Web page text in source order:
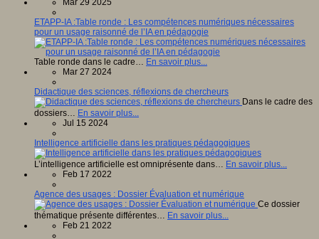
Mar 29 2025
ETAPP-IA :Table ronde : Les compétences numériques nécessaires
pour un usage raisonné de l’IA en pédagogie
Table ronde dans le cadre… En savoir plus...
Mar 27 2024
Didactique des sciences, réflexions de chercheurs
Dans le cadre des
dossiers… En savoir plus...
Jul 15 2024
Intelligence artificielle dans les pratiques pédagogiques
L’intelligence artificielle est omniprésente dans… En savoir plus...
Feb 17 2022
Agence des usages : Dossier Évaluation et numérique
Ce dossier
thématique présente différentes… En savoir plus...
Feb 21 2022